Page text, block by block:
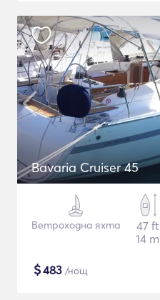
Bavaria Cruiser 45
Ветроходна яхта
47 ft
14 m
$483 /нощ